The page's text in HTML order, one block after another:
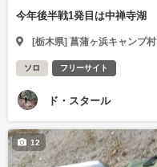
今年後半戦1発目は中禅寺湖
[栃木県] 菖蒲ヶ浜キャンプ村
ソロ フリーサイト
ド・スタール
12